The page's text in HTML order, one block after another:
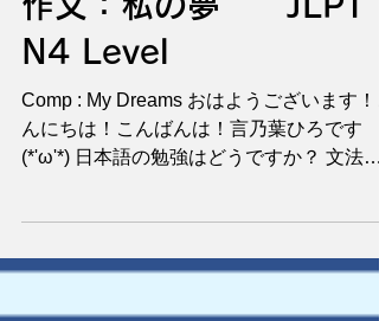
作文：私の夢 JLPT
Comp : My Dreams おはようございます！
んにちは！こんばんは！言乃葉ひろです
言葉をたくさん覚えたら、「作文」を書い
After you...